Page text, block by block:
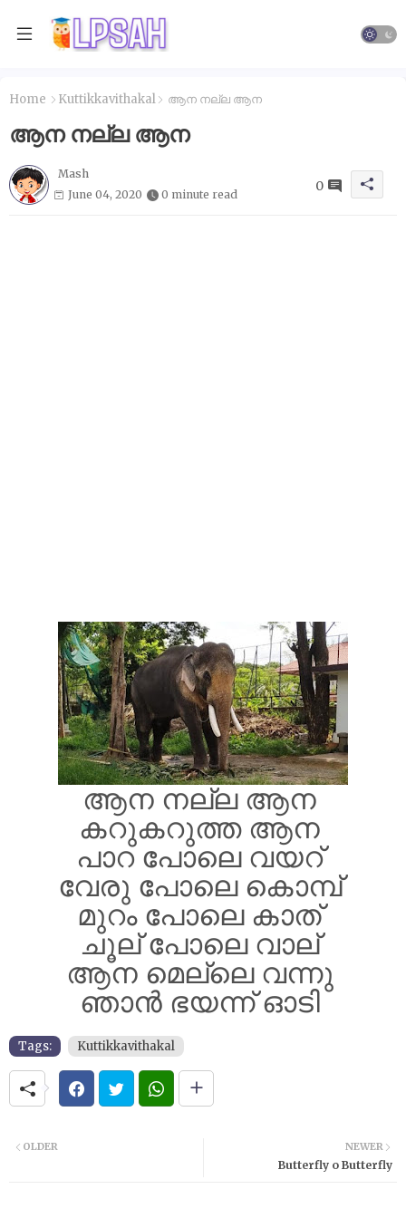
Home Kuttikkavithakal ആന നല്ല ആന
ആന നല്ല ആന
Mash
June 04, 2020
0 minute read
0
ആന നല്ല ആന
കറുകറുത്ത ആന
പാറ പോലെ വയറ്
വേരു പോലെ കൊമ്പ്
മുറം പോലെ കാത്
ചൂല് പോലെ വാല്
ആന മെല്ലെ വന്നു
ഞാൻ ഭയന്ന് ഓടി
Tags: Kuttikkavithakal
NEWER
Butterfly o Butterfly
OLDER